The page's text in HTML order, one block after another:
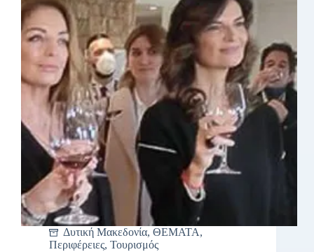
Δυτική Μακεδονία, ΘΕΜΑΤΑ,
Περιφέρειες, Τουρισμός